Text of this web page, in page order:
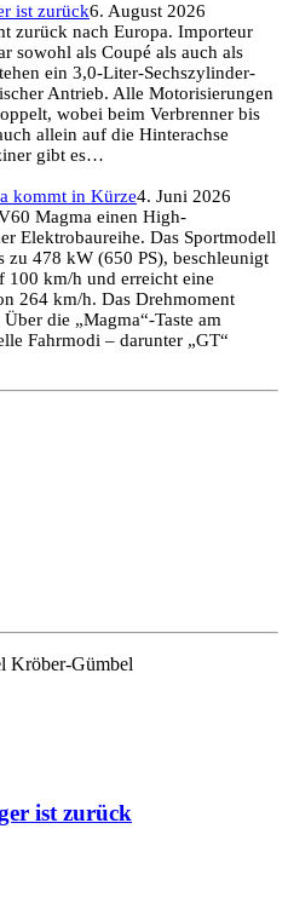
ist zurück6. August 2026
zurück nach Europa. Importeur
sowohl als Coupé als auch als
ein 3,0-Liter-Sechszylinder-
Antrieb. Alle Motorisierungen
wobei beim Verbrenner bis
allein auf die Hinterachse
gibt es…
kommt in Kürze4. Juni 2026
Magma einen High-
Elektrobaureihe. Das Sportmodell
zu 478 kW (650 PS), beschleunigt
100 km/h und erreicht eine
264 km/h. Das Drehmoment
die „Magma“-Taste am
Fahrmodi – darunter „GT“
Kröber-Gümbel
ist zurück